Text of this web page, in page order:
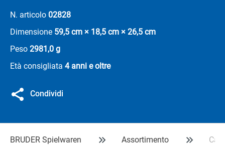
N. articolo 02828
Dimensione 59,5 cm × 18,5 cm × 26,5 cm
Peso 2981,0 g
Età consigliata 4 anni e oltre
Condividi
BRUDER Spielwaren Assortimento